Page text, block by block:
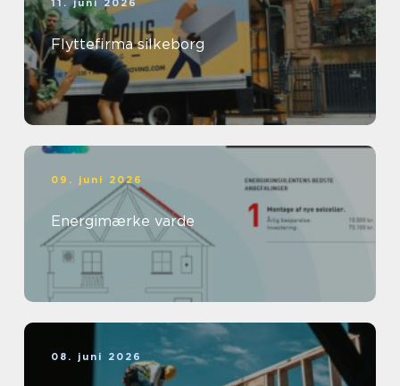
11. juni 2026
Flyttefirma silkeborg
09. juni 2026
Energimærke varde
08. juni 2026